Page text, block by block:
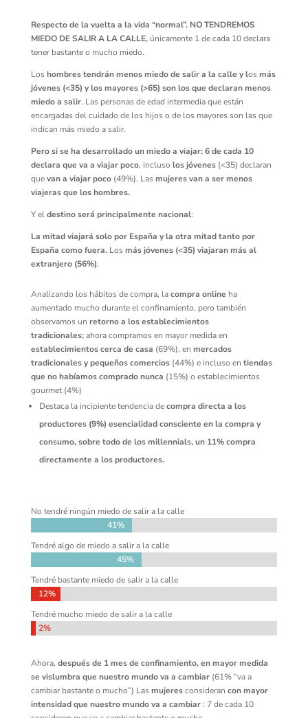
Respecto de la vuelta a la vida “normal”. NO TENDREMOS
MIEDO DE SALIR A LA CALLE, únicamente 1 de cada 10 declara
tener bastante o mucho miedo.
Loshombres tendrán menos miedo de salir a la calle y losmás
jóvenes (<35) y los mayores (>65) son los que declaran menos
miedo a salir. Las personas de edad intermedia que están
encargadas del cuidado de los hijos o de los mayores son las que
indican más miedo a salir.
Pero si se ha desarrollado un miedo a viajar: 6 de cada 10
declara que va a viajar poco, incluso los jóvenes (<35) declaran
quevan a viajar poco (49%). Lasmujeres van a ser menos
viajeras que los hombres.
Y eldestino será principalmente nacional:
La mitad viajará solo por España y la otra mitad tanto por
España como fuera. Losmás jóvenes (<35) viajaran más al
extranjero (56%).
Analizando los hábitos de compra, lacompra online ha
aumentado mucho durante el confinamiento, pero también
observamos un retorno a los establecimientos
tradicionales;ahora compramos en mayor medida en
establecimientos cerca de casa (69%), en mercados
tradicionales y pequeños comercios (44%) e incluso en tiendas
que no habíamos comprado nunca (15%) o establecimientos
gourmet (4%)
Destaca la incipiente tendencia decompra directa a los
productores (9%) esencialidad consciente en la compra y
consumo, sobre todo de los millennials, un 11% compra
directamente a los productores.
No tendré ningún miedo de salir a la calle
41%
41%
Tendré algo de miedo a salir a la calle
45%
45%
Tendré bastante miedo de salir a la calle
12%
12%
Tendré mucho miedo de salir a la calle
2%
2%
Ahora, después de 1 mes de confinamiento, en mayor medida
se vislumbra que nuestro mundo va a cambiar (61% “va a
cambiar bastante o mucho”) Lasmujeresconsideran con mayor
intensidad que nuestro mundo va a cambiar: 7 de cada 10